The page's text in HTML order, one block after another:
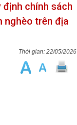
định chính sách
nghèo trên địa
22/05/2026